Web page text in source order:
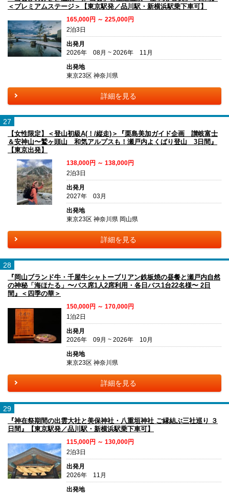
＜プレミアムステージ＞【東京駅発／品川駅・新横浜駅乗下車可】
165,000円 ～ 225,000円
2泊3日
出発月
2026年 08月 ~ 2026年 11月
出発地
東京23区 神奈川県
詳細を見る
27
【女性限定】＜登山初級A(！/縦走)＞『栗島美加ガイド企画 讃岐富士
＆安神山〜鷲ヶ頭山 和気アルプスも！瀬戸内よくばり登山 3日間』
【東京出発】
138,000円 ～ 138,000円
2泊3日
出発月
2027年 03月
出発地
東京23区 神奈川県 岡山県
詳細を見る
28
『岡山ブランド牛・千屋牛シャトーブリアン鉄板焼の昼餐と瀬戸内自然
の神秘「海ほたる」〜バス席1人2席利用・各日バス1台22名様〜 2日
間』＜四季の華＞
150,000円 ～ 170,000円
1泊2日
出発月
2026年 09月 ~ 2026年 10月
出発地
東京23区 神奈川県
詳細を見る
29
『神在祭期間の出雲大社と美保神社・八重垣神社 ご縁結ぶ三社巡り ３
日間』【東京駅発／品川駅・新横浜駅乗下車可】
115,000円 ～ 130,000円
2泊3日
出発月
2026年 11月
出発地